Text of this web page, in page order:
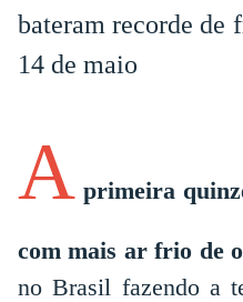
bateram recorde de
14 de maio
A primeira
com mais ar frio de
no Brasil fazendo a